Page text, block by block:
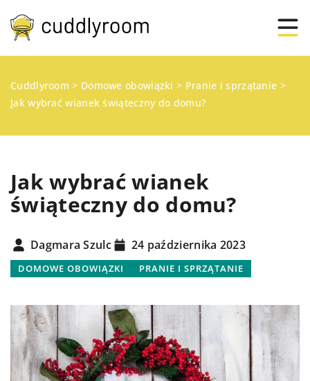
Cuddlyroom > Domowe obowiązki > Pranie i sprzątanie >
Jak wybrać wianek świąteczny do domu?
Jak wybrać wianek
świąteczny do domu?
Dagmara Szulc 24 października 2023
DOMOWE OBOWIĄZKI PRANIE I SPRZĄTANIE